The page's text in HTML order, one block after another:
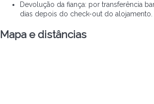
Devolução da fiança: por transferência
dias depois do check-out do alojamento.
Mapa e distâncias